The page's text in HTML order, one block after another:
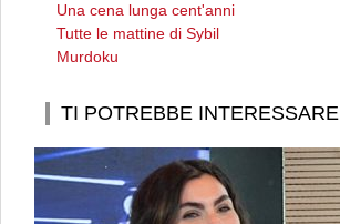
Una cena lunga cent'anni
Tutte le mattine di Sybil
Murdoku
TI POTREBBE INTERESSARE